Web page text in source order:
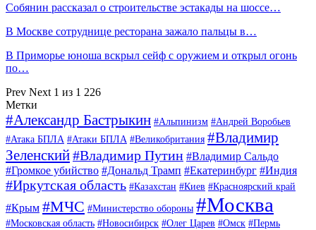
Собянин рассказал о строительстве эстакады на шоссе…
В Москве сотруднице ресторана зажало пальцы в…
В Приморье юноша вскрыл сейф с оружием и открыл огонь
по…
Prev Next 1 из 1 226
Метки
#Александр Бастрыкин #Альпинизм #Андрей Воробьев
#Атака БПЛА #Атаки БПЛА #Великобритания #Владимир
Зеленский#Владимир Путин #Владимир Сальдо
#Громкое убийство #Дональд Трамп #Екатеринбург #Индия
#Иркутская область #Казахстан #Киев #Красноярский край
#Крым #МЧС #Министерство обороны #Москва
#Московская область #Новосибирск #Олег Царев #Омск #Пермь